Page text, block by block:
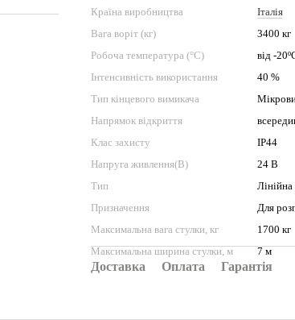
Країна виробництва
Італія
Вага воріт (кг)
3400 кг
Робоча температура (°C)
від -
Інтенсивність використання
40 %
Тип кінцевого вимикача
Напрямок відкриття
Клас захисту
IP44
Напруга живлення(В)
24 В
Тип
Призначення
Для
Максимальна вага стулки, кг
1700 кг
Максимальна ширина стулки, м
7 м
Доставка Оплата Гарантія